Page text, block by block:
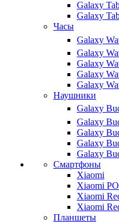
Galaxy
Galaxy
Часы
Galaxy
Galaxy
Galaxy
Galaxy
Galaxy
Наушники
Galaxy
Galaxy
Galaxy
Galaxy
Galaxy
Смартфоны
Xiaomi
Xiaomi
Xiaomi
Xiaomi
Планшеты